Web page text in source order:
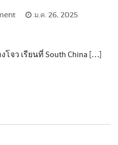
ม.ค. 26, 2025
จว เรียนที่ South China […]